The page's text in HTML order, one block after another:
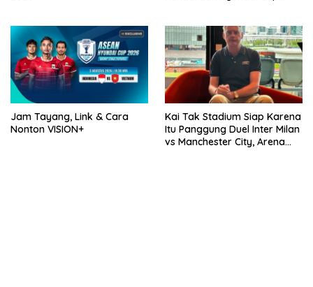
Jam Tayang, Link & Cara
Nonton VISION+
Kai Tak Stadium Siap Karena
Itu Panggung Duel Inter Milan
vs Manchester City, Arena